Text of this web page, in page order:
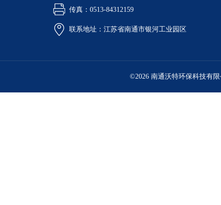
传真：0513-84312159
联系地址：江苏省南通市银河工业园区
©2026 南通沃特环保科技有